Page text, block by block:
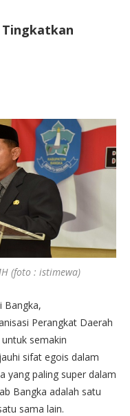
Tingkatkan
(foto : istimewa)
Bangka,
Perangkat Daerah
semakin
sifat egois dalam
yang paling super dalam
Bangka adalah satu
sama lain.